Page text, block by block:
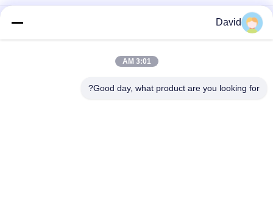
مادة احتكاك وسادة بطانة الفرامل البني لمطحنة السكر الرافعة
مادة احتكاك الفرامل المطاطية عالية معامل الاحتكاك
مواد الاحتكاك للكابتن المقاومة بالحامض مع سلك النحاس المظلم
David
3:01 AM
Good day, what product are you looking for?